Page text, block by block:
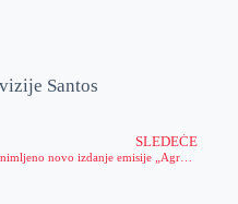
Santos
SLEDEĆE